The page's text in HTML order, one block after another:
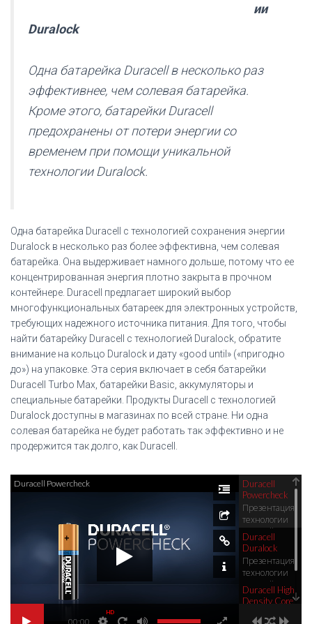
ии
Duralock
Одна батарейка Duracell в несколько раз
эффективнее, чем солевая батарейка.
Кроме этого, батарейки Duracell
предохранены от потери энергии со
временем при помощи уникальной
технологии Duralock.
Одна батарейка Duracell с технологией сохранения энергии
Duralock в несколько раз более эффективна, чем солевая
батарейка. Она выдерживает намного дольше, потому что ее
концентрированная энергия плотно закрыта в прочном
контейнере. Duracell предлагает широкий выбор
многофункциональных батареек для электронных устройств,
требующих надежного источника питания. Для того, чтобы
найти батарейку Duracell с технологией Duralock, обратите
внимание на кольцо Duralock и дату «good until» («пригодно
до») на упаковке. Эта серия включает в себя батарейки
Duracell Turbo Max, батарейки Basic, аккумуляторы и
специальные батарейки. Продукты Duracell с технологией
Duralock доступны в магазинах по всей стране. Ни одна
солевая батарейка не будет работать так эффективно и не
продержится так долго, как Duracell.
00:00
HD
Duracell Powercheck
Duracell
Powercheck
Презентация
технологии
Duracell
Powercheck
Duracell
Duralock
Презентация
технологии
Duracell
Duralock
Duracell High
Density Core
Презентация